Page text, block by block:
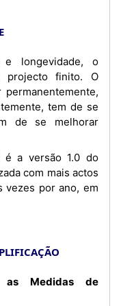
projecto finito. O
permanentemente,
tem de se
de se melhorar
com mais actos
vezes por ano, em
as Medidas de